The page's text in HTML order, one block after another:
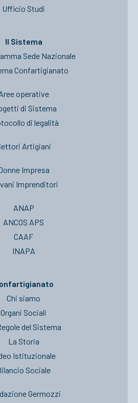
Ufficio Studi
Il Sistema
Sede Nazionale
Confartigianato
operative
di Sistema
di legalità
Artigiani
Impresa
Imprenditori
ANAP
ANCOS APS
CAAF
INAPA
Chi siamo
Organi Sociali
del Sistema
La Storia
Istituzionale
Sociale
Germozzi